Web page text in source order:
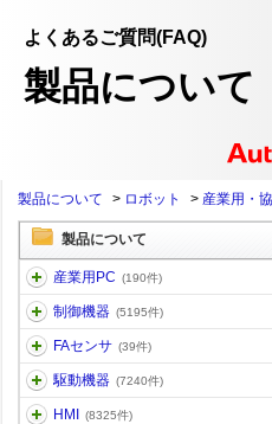
よくあるご質問(FAQ)
製品について
製品について > ロボット > 産業用・
製品について
産業用PC (190件)
制御機器 (5195件)
FAセンサ (39件)
駆動機器 (7240件)
HMI (8325件)